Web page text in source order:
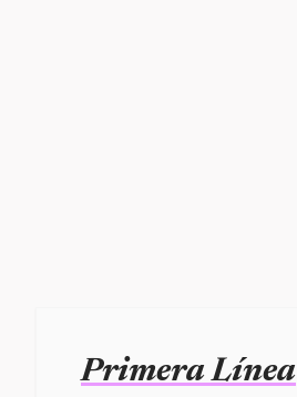
Primera Línea